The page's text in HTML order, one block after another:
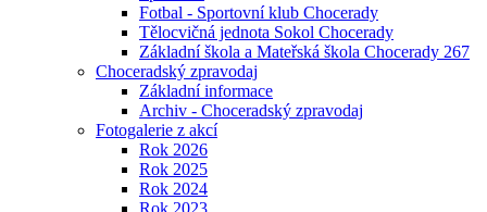
Fotbal - Sportovní klub Chocerady
Tělocvičná jednota Sokol Chocerady
Základní škola a Mateřská škola Chocerady 267
Choceradský zpravodaj
Základní informace
Archiv - Choceradský zpravodaj
Fotogalerie z akcí
Rok 2026
Rok 2025
Rok 2024
Rok 2023